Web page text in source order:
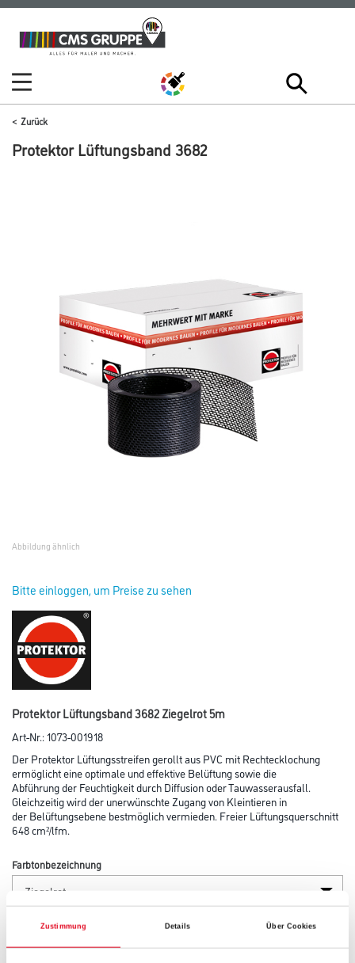
Zustimmung Details Über Cookies
Zum
Inhalt
Zum
Navigationsmenü
Zurück
Protektor Lüftungsband 3682
Abbildung ähnlich
Bitte einloggen, um Preise zu sehen
Protektor Lüftungsband 3682 Ziegelrot 5m
Art-Nr.:1073-001918
Der Protektor Lüftungsstreifen gerollt aus PVC mit Rechtecklochung
ermöglicht eine optimale und effektive Belüftung sowie die
Abführung der Feuchtigkeit durch Diffusion oder Tauwasserausfall.
Gleichzeitig wird der unerwünschte Zugang von Kleintieren in
der Belüftungsebene bestmöglich vermieden. Freier Lüftungsquerschnitt
648 cm²/lfm.
Farbtonbezeichnung
Länge in centimeter